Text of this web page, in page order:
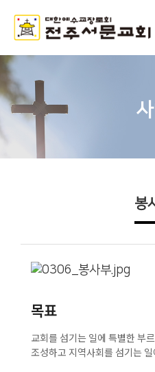
봉
목표
교회를 섬기는 일에 특별한 부
조성하고 지역사회를 섬기는